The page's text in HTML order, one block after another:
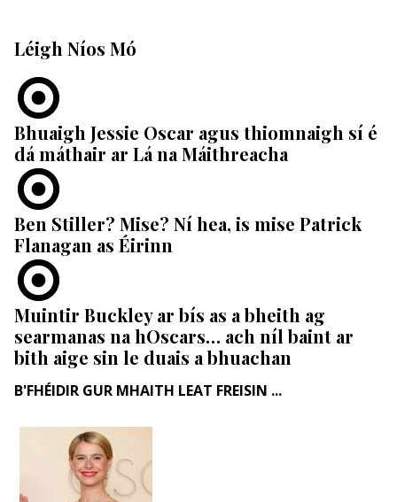
Léigh Níos Mó
Bhuaigh Jessie Oscar agus thiomnaigh sí é
dá máthair ar Lá na Máithreacha
Ben Stiller? Mise? Ní hea, is mise Patrick
Flanagan as Éirinn
Muintir Buckley ar bís as a bheith ag
searmanas na hOscars… ach níl baint ar
bith aige sin le duais a bhuachan
B'FHÉIDIR GUR MHAITH LEAT FREISIN ...